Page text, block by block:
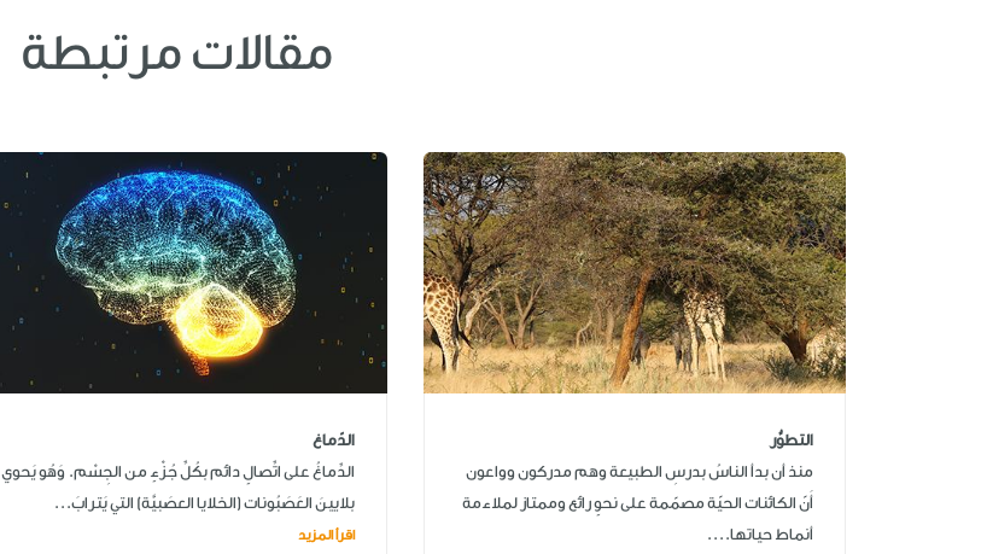
مقالات مرتبطة
التطوُّر
منذ أن بدأ الناسُ بدرسِ الطبيعة وهم مدركون وواعون
أَنّ الكائنات الحيّة مصمّمة على نحوٍ رائع وممتاز لملاءمة
أنماط حياتها....
الدّماغ
الدِّماغُ على اتِّصالٍ دائم بكُلِّ جُزْءٍ من الجِسْم. وَهُو يَحوي
بلايينَ العَصَبُونات (الخلايا العصَبيَّة) التي يَترابَ...
اقرأ المزيد